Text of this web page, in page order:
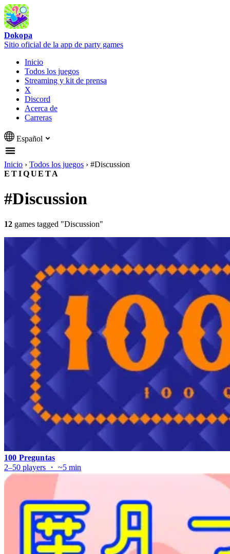
Dokopa
Sitio oficial de la app de party games
Inicio
Todos los juegos
Streaming y kit de prensa
X
Discord
Acerca de
Carreras
Español
Inicio › Todos los juegos › #Discussion
ETIQUETA
#Discussion
12 games tagged "Discussion"
100 Preguntas
2–50 players ・ ~5 min